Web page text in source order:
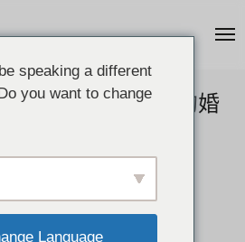
准备的!手工制作的婚
speaking a different
you want to change
Language